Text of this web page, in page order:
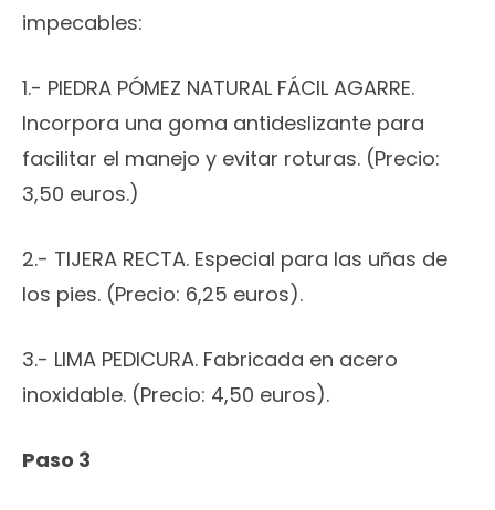
impecables:
1.- PIEDRA PÓMEZ NATURAL FÁCIL AGARRE.
Incorpora una goma antideslizante para
facilitar el manejo y evitar roturas. (Precio:
3,50 euros.)
2.- TIJERA RECTA. Especial para las uñas de
los pies. (Precio: 6,25 euros).
3.- LIMA PEDICURA. Fabricada en acero
inoxidable. (Precio: 4,50 euros).
Paso 3